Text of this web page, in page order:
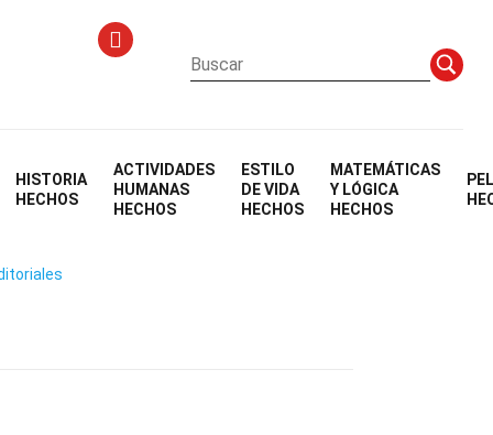
HISTORIA
HECHOS
ACTIVIDADES
HUMANAS
HECHOS
ESTILO
DE VIDA
HECHOS
MATEMÁTICAS
Y LÓGICA
HECHOS